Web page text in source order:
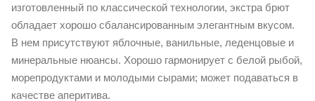
изготовленный по классической технологии, экстра брют
обладает хорошо сбалансированным элегантным вкусом.
В нем присутствуют яблочные, ванильные, леденцовые и
минеральные нюансы. Хорошо гармонирует с белой рыбой,
морепродуктами и молодыми сырами; может подаваться в
качестве аперитива.